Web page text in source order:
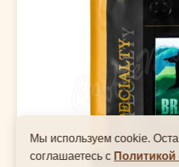
Мы используем cookie.
соглашаетесь с